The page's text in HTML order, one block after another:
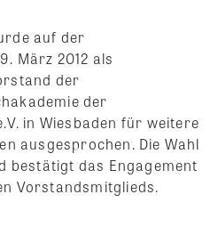
auf der
März 2012 als
der
der
in Wiesbaden für weitere
ausgesprochen. Die Wahl
bestätigt das Engagement
Vorstandsmitglieds.